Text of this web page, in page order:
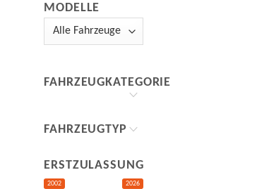
MODELLE
FAHRZEUGKATEGORIE
FAHRZEUGTYP
ERSTZULASSUNG
2002 2026